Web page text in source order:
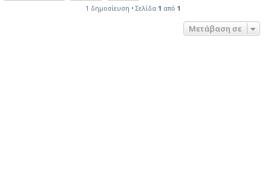
1 δημοσίευση • Σελίδα 1 από 1
Μετάβαση σε